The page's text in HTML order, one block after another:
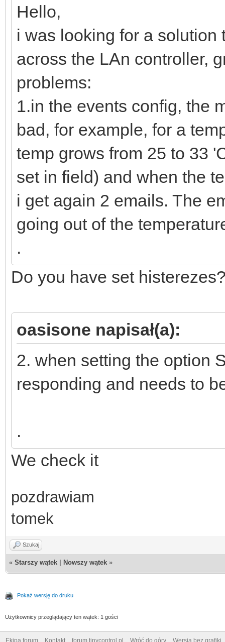
Hello,
i was looking for a
across the LAn controller,
problems:
1.in the events config, the
bad, for example, for a
temp grows from 25 to 33
set in field) and when the
i get again 2 emails. The
going out of the
.
Do you have set
oasisone napisał(a):
2. when setting the option
responding and needs to
.
We check it
pozdrawiam
tomek
Szukaj
« Starszy wątek Nowszy wątek »
Pokaż wersję do druku
Użytkownicy przeglądający ten wątek: 1 gości
Ekipa forum Kontakt forum.tinycontrol.pl Wróć do góry Wersja bez grafiki